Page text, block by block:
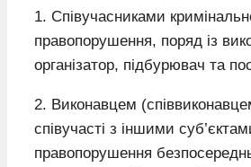
1. Співучасниками
правопорушення, поряд із
організатор, підбурювач та
2. Виконавцем
співучасті з іншими
правопорушення